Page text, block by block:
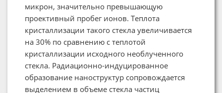
микрон, значительно превышающую
проективный пробег ионов. Теплота
кристаллизации такого стекла увеличивается
на 30% по сравнению с теплотой
кристаллизации исходного необлученного
стекла. Радиационно-индуцированное
образование наноструктур сопровождается
выделением в объеме стекла частиц